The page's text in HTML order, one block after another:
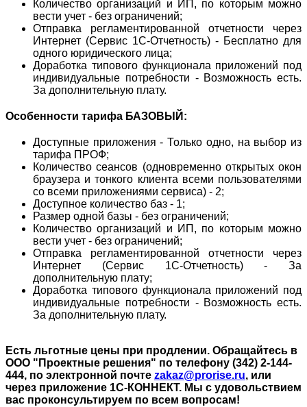
Количество организаций и ИП, по которым можно
вести учет - без ограничений;
Отправка регламентированной отчетности через
Интернет (Сервис 1С-Отчетность) - Бесплатно для
одного юридического лица;
Доработка типового функционала приложений под
индивидуальные потребности - Возможность есть.
За дополнительную плату.
Особенности тарифа БАЗОВЫЙ:
Доступные приложения - Только одно, на выбор из
тарифа ПРОФ;
Количество сеансов (одновременно открытых окон
браузера и тонкого клиента всеми пользователями
со всеми приложениями сервиса) - 2;
Доступное количество баз - 1;
Размер одной базы - без ограничений;
Количество организаций и ИП, по которым можно
вести учет - без ограничений;
Отправка регламентированной отчетности через
Интернет (Сервис 1С-Отчетность) - За
дополнительную плату;
Доработка типового функционала приложений под
индивидуальные потребности - Возможность есть.
За дополнительную плату.
Есть льготные цены при продлении. Обращайтесь в
ООО "Проектные решения" по телефону (342) 2-144-
444, по электронной почте zakaz@prorise.ru, или
через приложение 1С-КОННЕКТ. Мы с удовольствием
вас проконсультируем по всем вопросам!